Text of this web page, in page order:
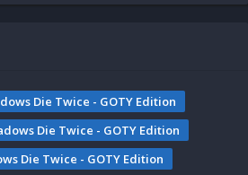
Die Twice - GOTY Edition
Die Twice - GOTY Edition
Die Twice - GOTY Edition